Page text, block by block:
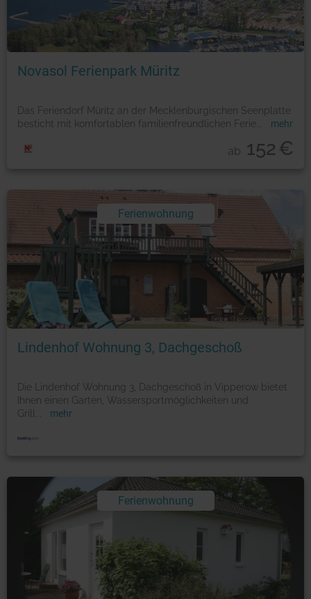
Foto: © © Novasol
Novasol Ferienpark Müritz
Das Feriendorf Müritz an der Mecklenburgischen Seenplatte
besticht mit komfortablen familienfreundlichen Ferie
mehr
ab 152 €
Ferienwohnung
Foto: © booking.com
Lindenhof Wohnung 3, Dachgeschoß
Die Lindenhof Wohnung 3, Dachgeschoß in Vipperow bietet
Ihnen einen Garten, Wassersportmöglichkeiten und
Grill
mehr
Ferienwohnung